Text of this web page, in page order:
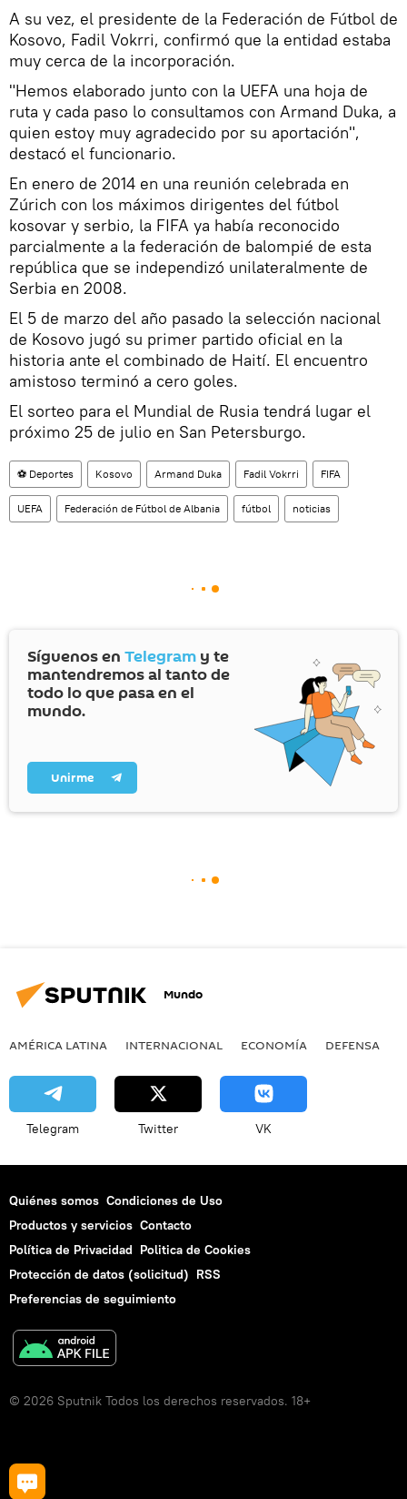
A su vez, el presidente de la Federación de Fútbol de
Kosovo, Fadil Vokrri, confirmó que la entidad estaba
muy cerca de la incorporación.
"Hemos elaborado junto con la UEFA una hoja de
ruta y cada paso lo consultamos con Armand Duka, a
quien estoy muy agradecido por su aportación",
destacó el funcionario.
En enero de 2014 en una reunión celebrada en
Zúrich con los máximos dirigentes del fútbol
kosovar y serbio, la FIFA ya había reconocido
parcialmente a la federación de balompié de esta
república que se independizó unilateralmente de
Serbia en 2008.
El 5 de marzo del año pasado la selección nacional
de Kosovo jugó su primer partido oficial en la
historia ante el combinado de Haití. El encuentro
amistoso terminó a cero goles.
El sorteo para el Mundial de Rusia tendrá lugar el
próximo 25 de julio en San Petersburgo.
⚽ Deportes Kosovo Armand Duka Fadil Vokrri FIFA
UEFA Federación de Fútbol de Albania fútbol noticias
Síguenos en Telegram y te
mantendremos al tanto de
todo lo que pasa en el
mundo.
Unirme
Mundo
AMÉRICA LATINA INTERNACIONAL ECONOMÍA DEFENSA
Telegram Twitter VK
Quiénes somos Condiciones de Uso
Productos y servicios Contacto
Política de Privacidad Politica de Cookies
Protección de datos (solicitud) RSS
Preferencias de seguimiento
© 2026 Sputnik Todos los derechos reservados. 18+